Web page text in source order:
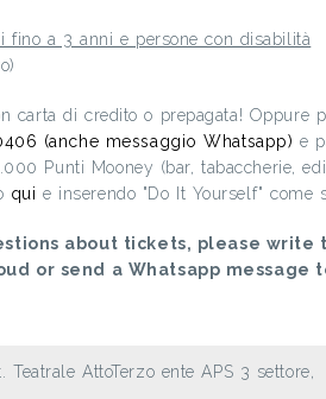
fino a 3 anni e persone con disabilità
carta di credito o prepagata! Oppure
(anche messaggio Whatsapp) e
Punti Mooney (bar, tabaccherie,
qui e inserendo "Do It Yourself" come
about tickets, please write
or send a Whatsapp message
Teatrale AttoTerzo ente APS 3 settore,